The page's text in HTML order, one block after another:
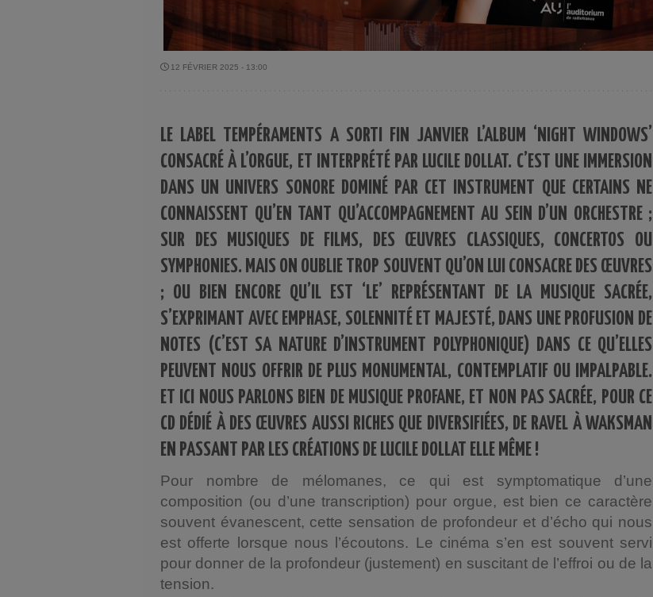
12 FÉVRIER 2025 - 13:00
LE LABEL TEMPÉRAMENTS A SORTI FIN JANVIER L’ALBUM ‘NIGHT WINDOWS’
CONSACRÉ À L’ORGUE, ET INTERPRÉTÉ PAR LUCILE DOLLAT. C’EST UNE IMMERSION
DANS UN UNIVERS SONORE DOMINÉ PAR CET INSTRUMENT QUE CERTAINS NE
CONNAISSENT QU’EN TANT QU’ACCOMPAGNEMENT AU SEIN D’UN ORCHESTRE ;
SUR DES MUSIQUES DE FILMS, DES ŒUVRES CLASSIQUES, CONCERTOS OU
SYMPHONIES. MAIS ON OUBLIE TROP SOUVENT QU’ON LUI CONSACRE DES ŒUVRES
; OU BIEN ENCORE QU’IL EST ‘LE’ REPRÉSENTANT DE LA MUSIQUE SACRÉE,
S’EXPRIMANT AVEC EMPHASE, SOLENNITÉ ET MAJESTÉ, DANS UNE PROFUSION DE
NOTES (C’EST SA NATURE D’INSTRUMENT POLYPHONIQUE) DANS CE QU’ELLES
PEUVENT NOUS OFFRIR DE PLUS MONUMENTAL, CONTEMPLATIF OU IMPALPABLE.
ET ICI NOUS PARLONS BIEN DE MUSIQUE PROFANE, ET NON PAS SACRÉE, POUR CE
CD DÉDIÉ À DES ŒUVRES AUSSI RICHES QUE DIVERSIFIÉES, DE RAVEL À WAKSMAN
EN PASSANT PAR LES CRÉATIONS DE LUCILE DOLLAT ELLE MÊME !
Pour nombre de mélomanes, ce qui est symptomatique d’une
composition (ou d’une transcription) pour orgue, est bien ce caractère
souvent évanescent, cette sensation de profondeur et d’écho qui nous
est offerte lorsque nous l’écoutons. Le cinéma s’en est souvent servi
pour donner de la profondeur (justement) en suscitant de l’effroi ou de la
tension.